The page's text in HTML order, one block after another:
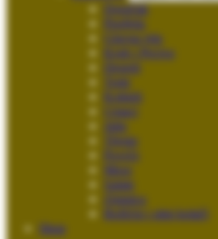
Doručak
Predjela
Glavna jela
Kruh i Peciva
Deserti
Torte
Kokteli
Umaci
Juhe
Tijesto
Meso
Salate
Zimnica
Božićni i sitni kolači
Shop